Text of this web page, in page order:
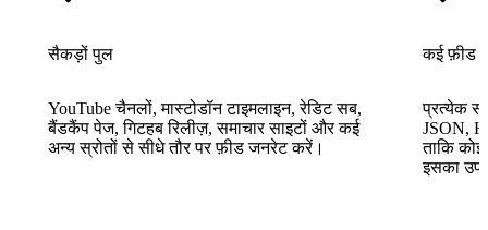
सैकड़ों पुल
YouTube चैनलों, मास्टोडॉन टाइमलाइन, रेडिट सब,
बैंडकैंप पेज, गिटहब रिलीज़, समाचार साइटों और कई
अन्य स्रोतों से सीधे तौर पर फ़ीड जनरेट करें।
कई फ़ीड
प्रत्येक
JSON,
ताकि
इसका